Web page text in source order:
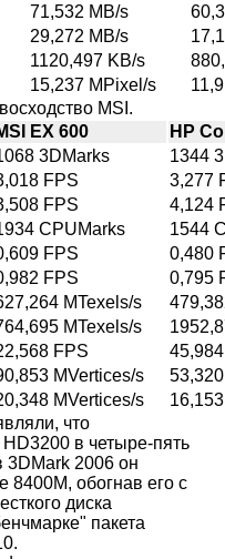
71,532 MB/s
29,272 MB/s
1120,497 KB/s
15,237 MPixel/s
MSI.
EX 600
HP
3DMarks
1344
FPS
3,277
FPS
4,124
CPUMarks
1544
FPS
0,480
FPS
0,795
MTexels/s
MTexels/s
FPS
MVertices/s
MVertices/s
что
в четыре-пять
3DMark 2006 он
8400M, обогнав его с
диска
пакета